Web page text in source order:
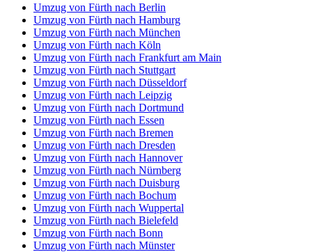
Umzug von Fürth nach Berlin
Umzug von Fürth nach Hamburg
Umzug von Fürth nach München
Umzug von Fürth nach Köln
Umzug von Fürth nach Frankfurt am Main
Umzug von Fürth nach Stuttgart
Umzug von Fürth nach Düsseldorf
Umzug von Fürth nach Leipzig
Umzug von Fürth nach Dortmund
Umzug von Fürth nach Essen
Umzug von Fürth nach Bremen
Umzug von Fürth nach Dresden
Umzug von Fürth nach Hannover
Umzug von Fürth nach Nürnberg
Umzug von Fürth nach Duisburg
Umzug von Fürth nach Bochum
Umzug von Fürth nach Wuppertal
Umzug von Fürth nach Bielefeld
Umzug von Fürth nach Bonn
Umzug von Fürth nach Münster